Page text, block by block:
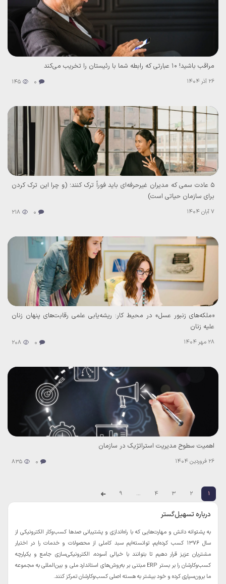
مراقب باشید! ۱۰ عبارتی که رابطه شما با رئیستان را تخریب می‌کند
26 آذر 1404 0
145
۵ عادت سمی که مدیران غیرحرفه‌ای باید فوراً ترک کنند؛ (و چرا این ترک کردن
برای سازمان حیاتی است)
7 آبان 1404 0
218
«ملکه‌های زنبور عسل» در محیط کار: ریشه‌یابی علمی رقابت‌های پنهان زنان
علیه زنان
28 مهر 1404 0
208
اهمیت سطوح مدیریت استراتژیک در سازمان
26 فروردین 1404 0
835
1
2
3
4
…
9
درباره تسهیل‌گستر
به پشتوانه دانش و مهارت‌هایی که با راه‌اندازی و پشتیبانی صدها کسب‌و‌کار الکترونیکی از
سال 1376 کسب کرده‌ایم، توانسته‌ایم سبد کاملی از محصولات و خدمات را در اختیار
مشتریان عزیز قرار دهیم تا بتوانند با خیالی آسوده، الکترونیکی‌سازی جامع و یکپارچه
کسب‌و‌کارشان را بر بستر ERP مبتنی بر به‌روش‌های استاندارد ملی و بین‌المللی به مجموعه
ما برون‌سپاری کرده و خود بیشتر به هسته اصلی کسب‌و‌کارشان تمرکز کنند.